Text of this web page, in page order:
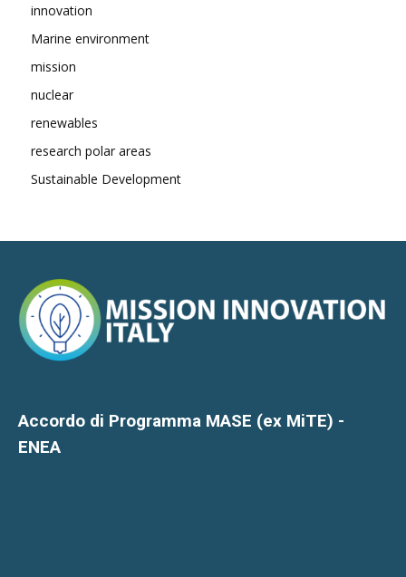
innovation
Marine environment
mission
nuclear
renewables
research polar areas
Sustainable Development
Accordo di Programma MASE (ex MiTE) -
ENEA